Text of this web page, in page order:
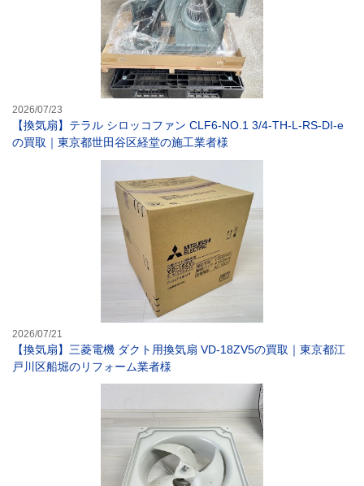
2026/07/23
【換気扇】テラル シロッコファン CLF6-NO.1 3/4-TH-L-RS-DI-e
の買取｜東京都世田谷区経堂の施工業者様
2026/07/21
【換気扇】三菱電機 ダクト用換気扇 VD-18ZV5の買取｜東京都江
戸川区船堀のリフォーム業者様